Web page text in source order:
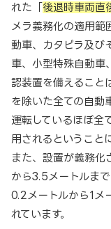
れた「 後退時車両直
メラ義務化の適用範
動車、カタピラ及び
車、小型特殊自動車
認装置を備えること
を除いた全ての自動
運転しているほぼ全
用されるということ
また、設置が義務化
から3.5メートルま
0.2メートルから1メ
れています。